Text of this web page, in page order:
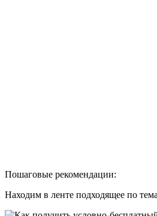
Пошаговые рекомендации:
Находим в ленте подходящее по